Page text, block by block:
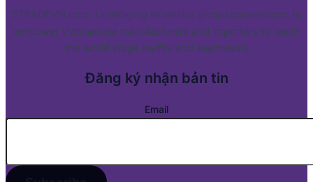
STRADEVN.com: Leveraging extensive global connections to
empower Vietnamese manufacturers and importers to reach
the world stage swiftly and seamlessly
Đăng ký nhận bản tin
Email